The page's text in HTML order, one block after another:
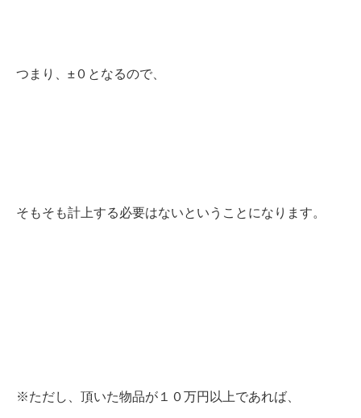
つまり、±０となるので、
そもそも計上する必要はないということになります。
※ただし、頂いた物品が１０万円以上であれば、